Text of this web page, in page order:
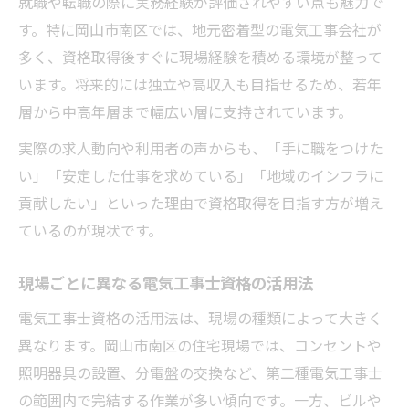
す。特に岡山市南区では、地元密着型の電気工事会社が
多く、資格取得後すぐに現場経験を積める環境が整って
います。将来的には独立や高収入も目指せるため、若年
層から中高年層まで幅広い層に支持されています。
実際の求人動向や利用者の声からも、「手に職をつけた
い」「安定した仕事を求めている」「地域のインフラに
貢献したい」といった理由で資格取得を目指す方が増え
ているのが現状です。
現場ごとに異なる電気工事士資格の活用法
電気工事士資格の活用法は、現場の種類によって大きく
異なります。岡山市南区の住宅現場では、コンセントや
照明器具の設置、分電盤の交換など、第二種電気工事士
の範囲内で完結する作業が多い傾向です。一方、ビルや